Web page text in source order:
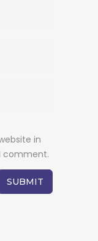
in
comment.